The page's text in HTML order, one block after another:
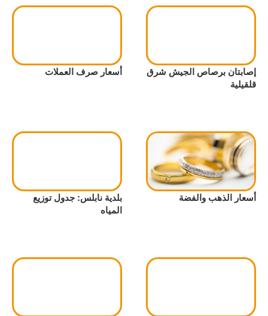
إصابتان برصاص الجيش شرق
قلقيلية
أسعار صرف العملات
أسعار الذهب والفضة
بلدية نابلس: جدول توزيع
المياه